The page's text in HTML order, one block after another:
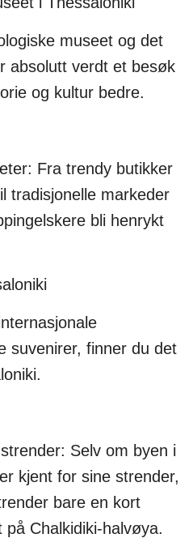
museet og det
absolutt verdt et besøk
og kultur bedre.
Fra trendy butikker
tradisjonelle markeder
bli henrykt
suvenirer, finner du det
Selv om byen i
kjent for sine strender,
bare en kort
Chalkidiki-halvøya.